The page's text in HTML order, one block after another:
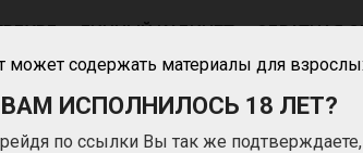
ЛИЧНЫЙ КАБИНЕТ ОБРАТНАЯ
Сфера развлечений Работа для
может содержать материалы для
ВАМ ИСПОЛНИЛОСЬ 18 ЛЕТ?
по ссылки Вы так же подтверждаете,